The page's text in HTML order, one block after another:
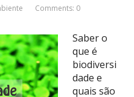
Comments: 0
Saber o
que é
biodiversi
dade e
quais são